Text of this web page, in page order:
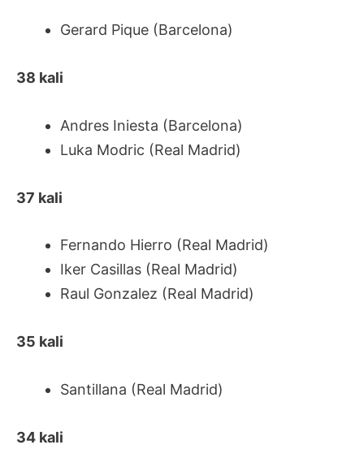
Gerard Pique (Barcelona)
38 kali
Andres Iniesta (Barcelona)
Luka Modric (Real Madrid)
37 kali
Fernando Hierro (Real Madrid)
Iker Casillas (Real Madrid)
Raul Gonzalez (Real Madrid)
35 kali
Santillana (Real Madrid)
34 kali